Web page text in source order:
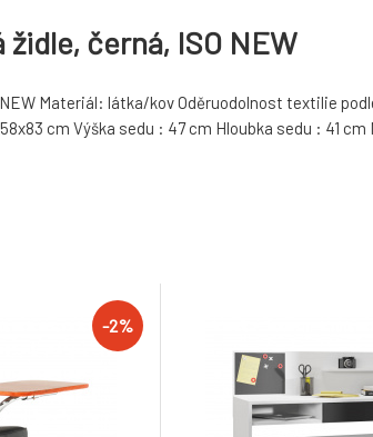
černá, ISO NEW
Materiál: látka/kov Oděruodolnost textilie
cm Výška sedu : 47 cm Hloubka sedu : 41
-2%